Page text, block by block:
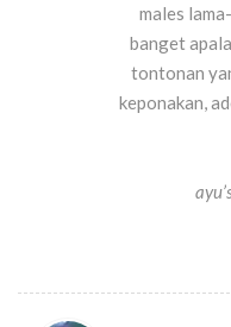
males
banget
tontonan
keponakan,